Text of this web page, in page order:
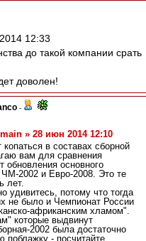
12:33
до такой компании срать
доволен!
-
» 28 июн 2014 12:10
в составах сборной
вам для сравнения
обновления основного
2002 и Евро-2008. Это те
лет.
удивитесь, потому что тогда
не было и Чемпионат России
африканским хламом".
которые выдвинут
2002 была достаточно
поблажку - посчитайте